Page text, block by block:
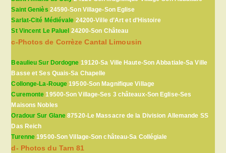
Saint Geniès 24590-Son Village-Son Eglise
Sarlat-Cité Médiévale 24200-Ville d’Art et d’Histoire
St Vincent Le Paluel 24200-Son Château
c-Photos de Corrèze Cantal Limousin
Beaulieu Sur Dordogne 19120-Sa Ville Haute-Son Abbatiale-Sa Ville
Basse et Ses Quais-Sa Chapelle
Collonge-La-Rouge 19500-Son Magnifique Village
Curemonte 19500-Son Village-Ses 3 châteaux-Son Eglise-Ses
Maisons Nobles
Oradour Sur Glane 87520-Le Massacre de la Division Allemande SS
Das Reich
Turenne 19500-Son Village-Son château-Sa Collégiale
d- Photos du Tarn 81